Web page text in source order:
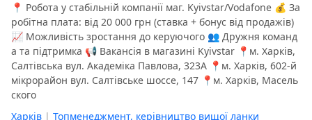
📍 Робота у стабільній компанії маг. Kyivstar/Vodafone 💰 За
робітна плата: від 20 000 грн (ставка + бонус від продажів)
📈 Можливість зростання до керуючого 👥 Дружня команд
а та підтримка 📢 Вакансія в магазині Kyivstar 📍м. Харків,
️Салтівська вул. Академіка Павлова, 323А 📍м. Харків, 602-й
мікрорайон вул. Салтівське шоссе, 147 📍м. Харків, ️Масель
ского
Харків | Топменеджмент, керівництво вищої ланки